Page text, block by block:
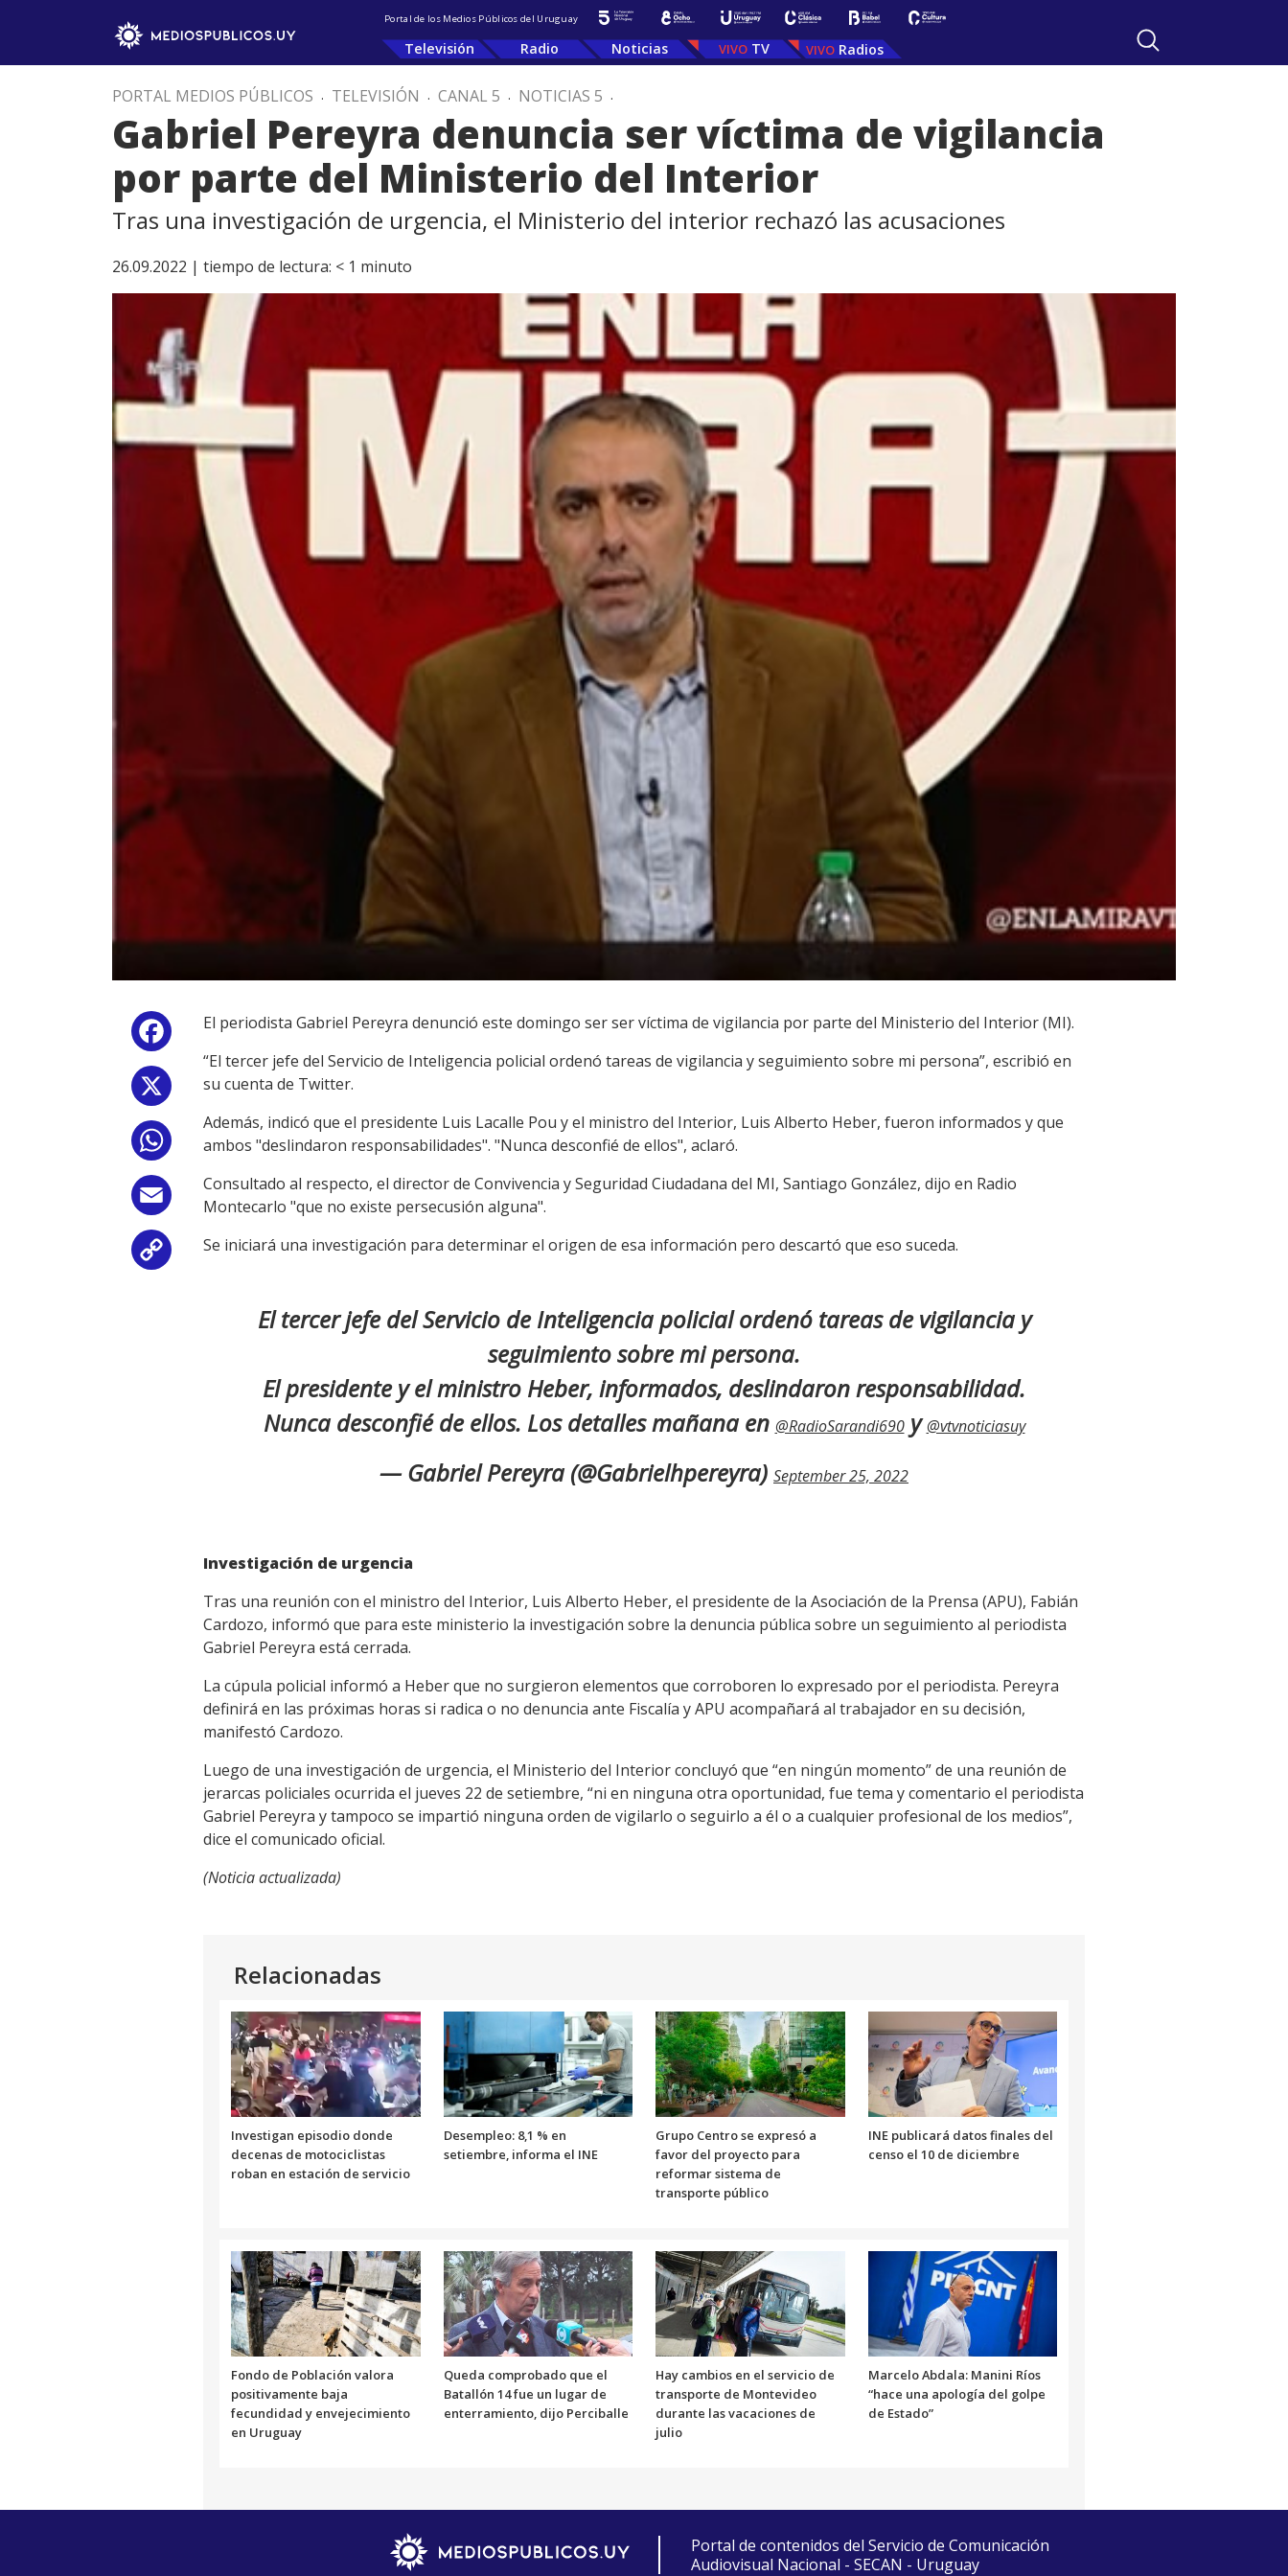
Portal de los Medios Públicos del Uruguay
Televisión Radio Noticias TV Radios
PORTAL MEDIOS PÚBLICOS . TELEVISIÓN . CANAL 5 . NOTICIAS 5 .
Gabriel Pereyra denuncia ser víctima de vigilancia
por parte del Ministerio del Interior
Tras una investigación de urgencia, el Ministerio del interior rechazó las acusaciones
26.09.2022 | tiempo de lectura: < 1 minuto
Facebook
WhatsApp
Email
Copy
El periodista Gabriel Pereyra denunció este domingo ser ser víctima de vigilancia por parte del Ministerio del Interior (MI).
“El tercer jefe del Servicio de Inteligencia policial ordenó tareas de vigilancia y seguimiento sobre mi persona”, escribió en
su cuenta de Twitter.
Además, indicó que el presidente Luis Lacalle Pou y el ministro del Interior, Luis Alberto Heber, fueron informados y que
ambos "deslindaron responsabilidades". "Nunca desconfié de ellos", aclaró.
Consultado al respecto, el director de Convivencia y Seguridad Ciudadana del MI, Santiago González, dijo en Radio
Montecarlo "que no existe persecusión alguna".
Se iniciará una investigación para determinar el origen de esa información pero descartó que eso suceda.
El tercer jefe del Servicio de Inteligencia policial ordenó tareas de vigilancia y
seguimiento sobre mi persona.
El presidente y el ministro Heber, informados, deslindaron responsabilidad.
Nunca desconfié de ellos. Los detalles mañana en @RadioSarandi690y@vtvnoticiasuy
— Gabriel Pereyra (@Gabrielhpereyra) September 25, 2022
Investigación de urgencia
Tras una reunión con el ministro del Interior, Luis Alberto Heber, el presidente de la Asociación de la Prensa (APU), Fabián
Cardozo, informó que para este ministerio la investigación sobre la denuncia pública sobre un seguimiento al periodista
Gabriel Pereyra está cerrada.
La cúpula policial informó a Heber que no surgieron elementos que corroboren lo expresado por el periodista. Pereyra
definirá en las próximas horas si radica o no denuncia ante Fiscalía y APU acompañará al trabajador en su decisión,
manifestó Cardozo.
Luego de una investigación de urgencia, el Ministerio del Interior concluyó que “en ningún momento” de una reunión de
jerarcas policiales ocurrida el jueves 22 de setiembre, “ni en ninguna otra oportunidad, fue tema y comentario el periodista
Gabriel Pereyra y tampoco se impartió ninguna orden de vigilarlo o seguirlo a él o a cualquier profesional de los medios”,
dice el comunicado oficial.
(Noticia actualizada)
Relacionadas
Investigan episodio donde
decenas de motociclistas
roban en estación de servicio
Desempleo: 8,1 % en
setiembre, informa el INE
Grupo Centro se expresó a
favor del proyecto para
reformar sistema de
transporte público
INE publicará datos finales del
censo el 10 de diciembre
Fondo de Población valora
positivamente baja
fecundidad y envejecimiento
en Uruguay
Queda comprobado que el
Batallón 14 fue un lugar de
enterramiento, dijo Perciballe
Hay cambios en el servicio de
transporte de Montevideo
durante las vacaciones de
julio
Marcelo Abdala: Manini Ríos
“hace una apología del golpe
de Estado”
Portal de contenidos del Servicio de Comunicación
Audiovisual Nacional - SECAN - Uruguay